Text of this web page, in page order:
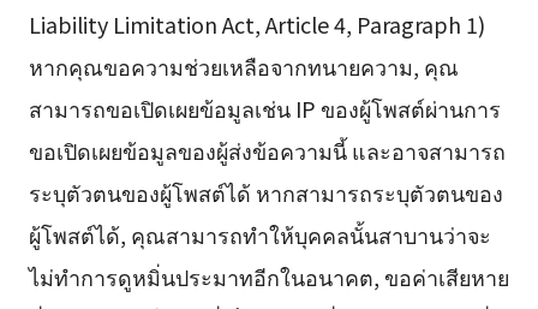
Liability Limitation Act, Article 4, Paragraph 1)
หากคุณขอความช่วยเหลือจากทนายความ, คุณ
สามารถขอเปิดเผยข้อมูลเช่น IP ของผู้โพสต์ผ่านการ
ขอเปิดเผยข้อมูลของผู้ส่งข้อความนี้ และอาจสามารถ
ระบุตัวตนของผู้โพสต์ได้ หากสามารถระบุตัวตนของ
ผู้โพสต์ได้, คุณสามารถทำให้บุคคลนั้นสาบานว่าจะ
ไม่ทำการดูหมิ่นประมาทอีกในอนาคต, ขอค่าเสียหาย